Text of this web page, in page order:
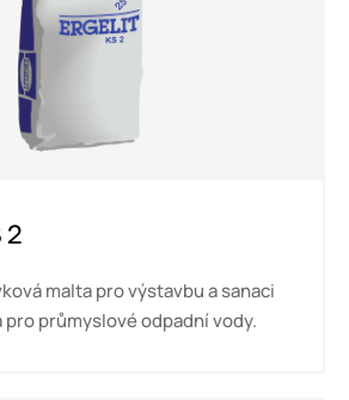
2
malta pro výstavbu a sanaci
pro průmyslové odpadní vody.